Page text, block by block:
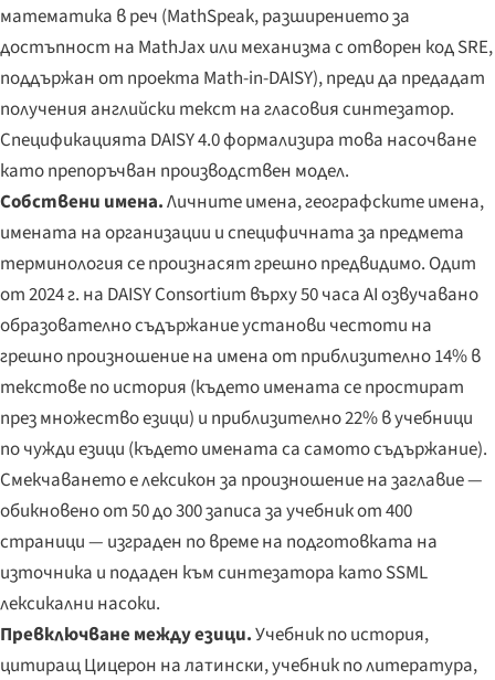
математика в реч (MathSpeak, разширението за
достъпност на MathJax или механизма с отворен код SRE,
поддържан от проекта Math-in-DAISY), преди да предадат
получения английски текст на гласовия синтезатор.
Спецификацията DAISY 4.0 формализира това насочване
като препоръчван производствен модел.
Собствени имена.Личните имена, географските имена,
имената на организации и специфичната за предмета
терминология се произнасят грешно предвидимо. Одит
от 2024 г. на DAISY Consortium върху 50 часа AI озвучавано
образователно съдържание установи честоти на
грешно произношение на имена от приблизително 14% в
текстове по история (където имената се простират
през множество езици) и приблизително 22% в учебници
по чужди езици (където имената са самото съдържание).
Смекчаването е лексикон за произношение на заглавие —
обикновено от 50 до 300 записа за учебник от 400
страници — изграден по време на подготовката на
източника и подаден към синтезатора като SSML
лексикални насоки.
Превключване между езици.Учебник по история,
цитиращЦицерон на латински, учебник по литература,